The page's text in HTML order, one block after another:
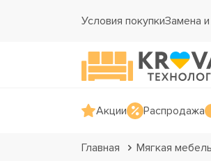
Условия покупкиЗамена
Акции Распродажа
Главная Мягкая мебель